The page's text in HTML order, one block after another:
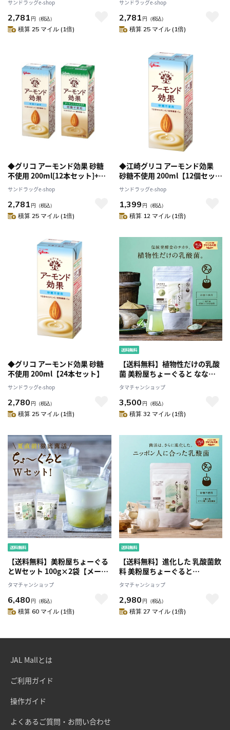
サンドラッグe-shop
2,781 円 （税込）
積算 25 マイル (1倍)
本セット]
サンドラッグe-shop
2,781 円 （税込）
積算 25 マイル (1倍)
◆グリコ アーモンド効果 砂糖
不使用 200ml[12本セット]+ア
ーモンドミルクラテ 砂糖不使用
200ml[12本セット]
サンドラッグe-shop
2,781 円 （税込）
積算 25 マイル (1倍)
◆江崎グリコ アーモンド効果
砂糖不使用 200ml【12個セッ
ト】
サンドラッグe-shop
1,399 円 （税込）
積算 12 マイル (1倍)
◆グリコ アーモンド効果 砂糖
不使用 200ml【24本セット】
サンドラッグe-shop
2,780 円 （税込）
積算 25 マイル (1倍)
【送料無料】植物性だけの乳酸
菌 美粉屋ちょーぐると ななつ
の植物食ブレンド 100g【メー
ル便】1袋(約33杯分)に3兆3000
億個の植物乳酸菌 砂糖不使用
ヨーグルト 乳酸菌ドリンク 乳
タマチャンショップ
3,500 円 （税込）
積算 32 マイル (1倍)
【送料無料】美粉屋ちょーぐる
とWセット 100g×2袋【メール
便】おなかに届けたい善玉菌ケ
ア乳酸菌飲料 乳酸菌＆ビフィズ
ス菌 ヨーグルト 乳酸菌ドリン
ク 乳酸菌サプリ タマチャンシ
タマチャンショップ
6,480 円 （税込）
積算 60 マイル (1倍)
【送料無料】進化した 乳酸菌飲
料 美粉屋ちょーぐると
100g【メール便】1袋(約33杯
分)に1兆9293億個の複合乳酸菌
砂糖不使用 ヨーグルト 乳酸菌
ドリンク 乳酸菌サプリ タマチ
タマチャンショップ
2,980 円 （税込）
積算 27 マイル (1倍)
JAL Mallとは
ご利用ガイド
操作ガイド
よくあるご質問・お問い合わせ